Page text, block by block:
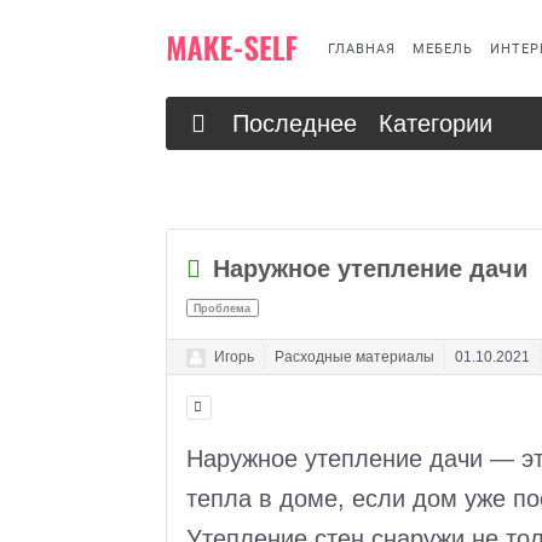
ГЛАВНАЯ МЕБЕЛЬ
Последнее Категории
Наружное утепление дачи
Проблема
Игорь Расходные материалы 01.10.2021
Наружное утепление дачи —
тепла в доме, если дом уже